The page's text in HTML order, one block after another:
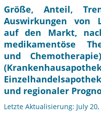
Größe, Anteil,
Auswirkungen von
auf den Markt,
medikamentöse
und
und regionaler
Letzte Aktualisierung: July